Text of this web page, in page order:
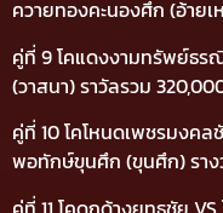
ควายทองคะนองศึก (อ้าย
คู่ที่ 9 โคแดงงามทรัพย์ธร
(วาสนา) ราวัลรวม
คู่ที่ 10 โคโหนดเพชรมงค
พอทักษ์ขุนศึก (ขุนศึก) ราง